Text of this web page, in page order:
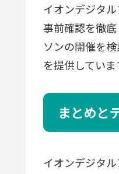
イオンデジタ
事前確認を徹
ソンの開催を
を提供していま
まとめと
イオンデジタ